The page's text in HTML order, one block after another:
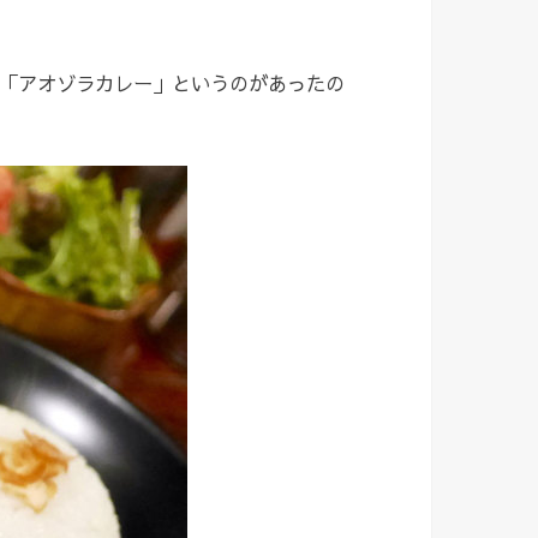
アオゾラカレー」というのがあったの